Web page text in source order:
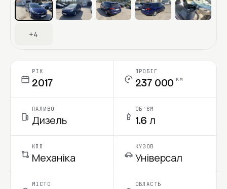
+4
РІК
2017
ПРОБІГ
237 000 км
ПАЛИВО
Дизель
ОБ'ЄМ
1.6 л
КПП
Механіка
КУЗОВ
Універсал
МІСТО ОБЛАСТЬ